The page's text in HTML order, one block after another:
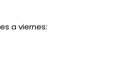
a viernes: